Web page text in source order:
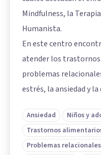
Mindfulness, la
Humanista.
En este centro
atender los trastornos
problemas
estrés, la ansiedad y la
Ansiedad Niños y
Trastornos
Problemas relacionales